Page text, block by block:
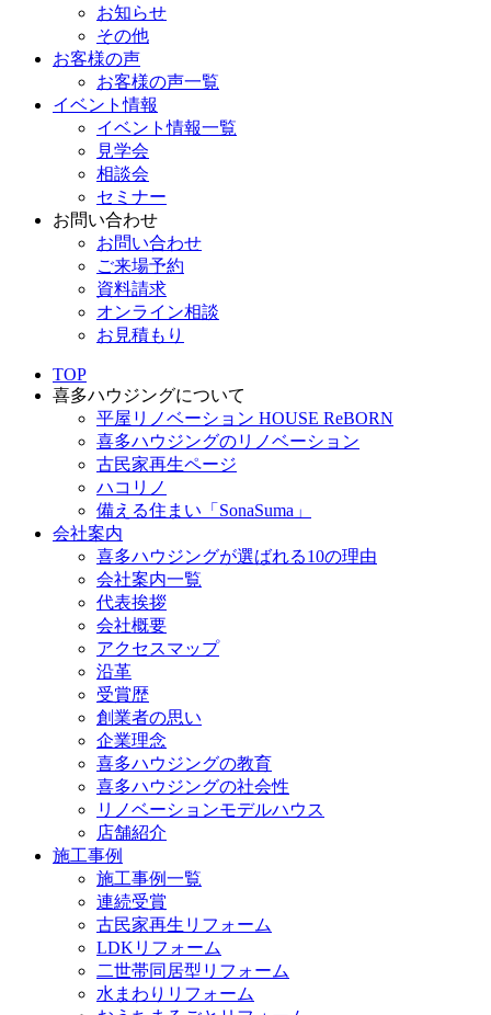
お知らせ
その他
お客様の声
お客様の声一覧
イベント情報
イベント情報一覧
見学会
相談会
セミナー
お問い合わせ
お問い合わせ
ご来場予約
資料請求
オンライン相談
お見積もり
TOP
喜多ハウジングについて
平屋リノベーション HOUSE ReBORN
喜多ハウジングのリノベーション
古民家再生ページ
ハコリノ
備える住まい「SonaSuma」
会社案内
喜多ハウジングが選ばれる10の理由
会社案内一覧
代表挨拶
会社概要
アクセスマップ
沿革
受賞歴
創業者の思い
企業理念
喜多ハウジングの教育
喜多ハウジングの社会性
リノベーションモデルハウス
店舗紹介
施工事例
施工事例一覧
連続受賞
古民家再生リフォーム
LDKリフォーム
二世帯同居型リフォーム
水まわりリフォーム